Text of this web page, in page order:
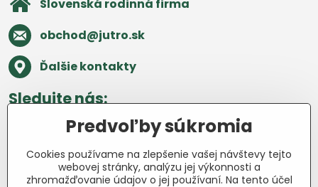
Slovenská rodinná firma
obchod​@jutro​.sk
Ďalšie kontakty
Sledujte nás:
Facebook Pinterest Instagram Blog
Všetko o nákupe
Predvoľby súkromia
Cookies používame na zlepšenie vašej návštevy tejto
webovej stránky, analýzu jej výkonnosti a
zhromažďovanie údajov o jej používaní. Na tento účel